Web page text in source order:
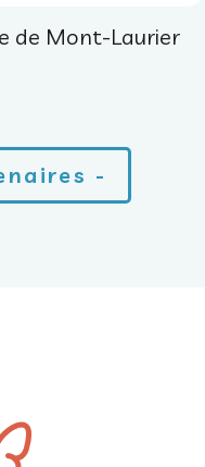
de Mont-Laurier
-